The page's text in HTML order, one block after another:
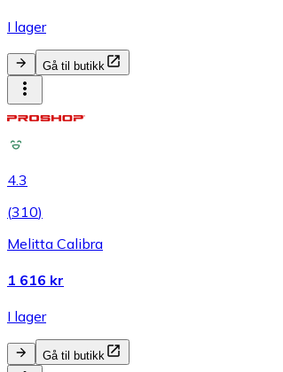
I lager
Gå til butikk
4.3
(310)
Melitta Calibra
1 616 kr
I lager
Gå til butikk